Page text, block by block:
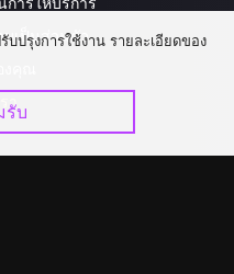
เป็นส่วนตัว
า
บปรุงการใช้งาน รายละเอียดของ
รับ